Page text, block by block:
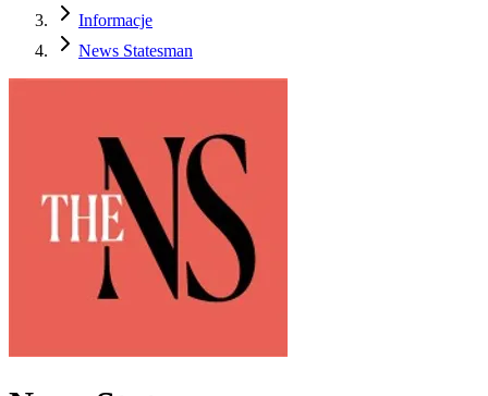
Informacje
News Statesman